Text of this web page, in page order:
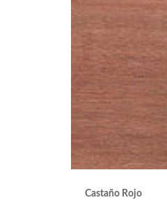
Castaño Rojo